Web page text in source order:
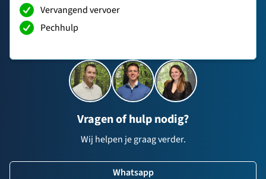
Vervangend vervoer
Pechhulp
Vragen of hulp nodig?
Wij helpen je graag verder.
Whatsapp